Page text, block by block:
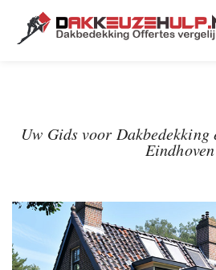
Uw Gids voor
Eindhoven